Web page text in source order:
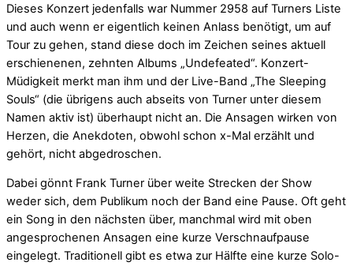
Dieses Konzert jedenfalls war Nummer 2958 auf Turners Liste
und auch wenn er eigentlich keinen Anlass benötigt, um auf
Tour zu gehen, stand diese doch im Zeichen seines aktuell
erschienenen, zehnten Albums „Undefeated“. Konzert-
Müdigkeit merkt man ihm und der Live-Band „The Sleeping
Souls“ (die übrigens auch abseits von Turner unter diesem
Namen aktiv ist) überhaupt nicht an. Die Ansagen wirken von
Herzen, die Anekdoten, obwohl schon x-Mal erzählt und
gehört, nicht abgedroschen.
Dabei gönnt Frank Turner über weite Strecken der Show
weder sich, dem Publikum noch der Band eine Pause. Oft geht
ein Song in den nächsten über, manchmal wird mit oben
angesprochenen Ansagen eine kurze Verschnaufpause
eingelegt. Traditionell gibt es etwa zur Hälfte eine kurze Solo-